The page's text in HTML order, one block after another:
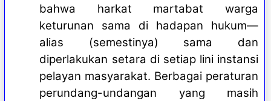
bahwa harkat martabat warga
keturunan sama di hadapan hukum—
alias (semestinya) sama dan
diperlakukan setara di setiap lini instansi
pelayan masyarakat. Berbagai peraturan
perundang-undangan yang masih